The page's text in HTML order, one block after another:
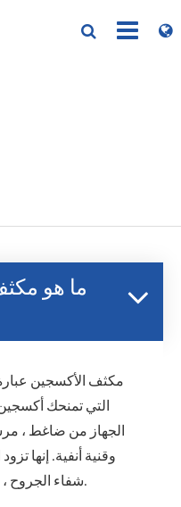
ما هو
مكثف الأكسجين
التي تمنحك
الجهاز من ضاغط ،
وقنية أنفية. إنها
شفاء الجروح ، وتأخير الشيخوخة ، وما إلى ذلك.